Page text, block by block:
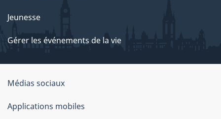
Jeunesse
Gérer les événements de la vie
Organisation
du
gouvernement
Médias sociaux
Applications mobiles